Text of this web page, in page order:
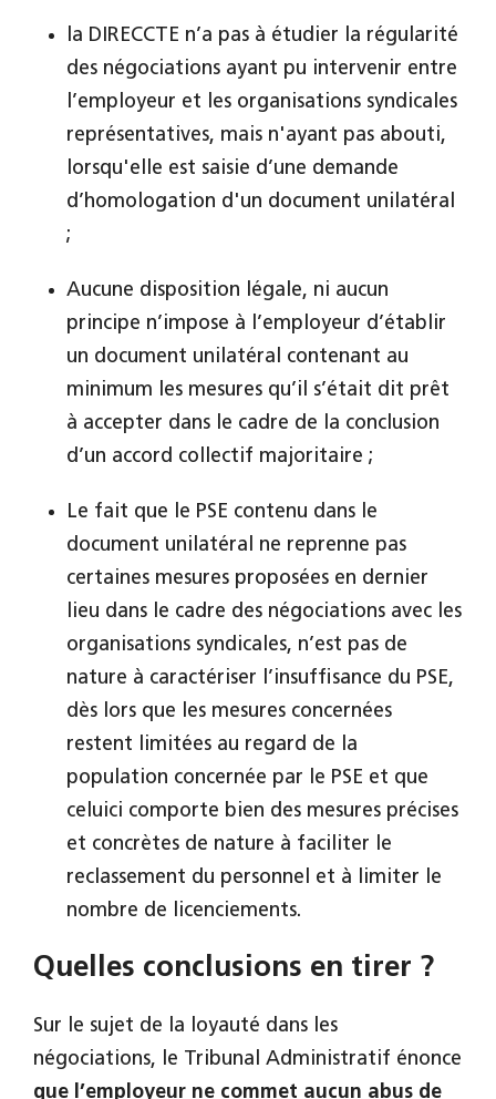
la DIRECCTE n’a pas à étudier la régularité
des négociations ayant pu intervenir entre
l’employeur et les organisations syndicales
représentatives, mais n'ayant pas abouti,
lorsqu'elle est saisie d’une demande
d’homologation d'un document unilatéral
;
Aucune disposition légale, ni aucun
principe n’impose à l’employeur d’établir
un document unilatéral contenant au
minimum les mesures qu’il s’était dit prêt
à accepter dans le cadre de la conclusion
d’un accord collectif majoritaire ;
Le fait que le PSE contenu dans le
document unilatéral ne reprenne pas
certaines mesures proposées en dernier
lieu dans le cadre des négociations avec les
organisations syndicales, n’est pas de
nature à caractériser l’insuffisance du PSE,
dès lors que les mesures concernées
restent limitées au regard de la
population concernée par le PSE et que
celuici comporte bien des mesures précises
et concrètes de nature à faciliter le
reclassement du personnel et à limiter le
nombre de licenciements.
Quelles conclusions en tirer ?
Sur le sujet de la loyauté dans les
négociations, le Tribunal Administratif énonce
que l’employeur ne commet aucun abus de